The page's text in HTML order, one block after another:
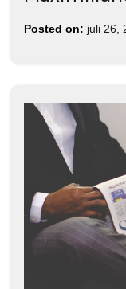
Posted on: juli 26,